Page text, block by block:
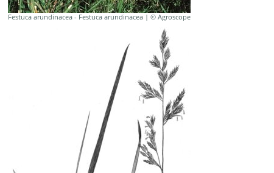
Festuca arundinacea - Festuca arundinacea | © Agroscope